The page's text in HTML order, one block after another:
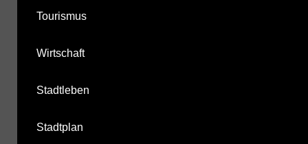
Tourismus
Wirtschaft
Stadtleben
Stadtplan